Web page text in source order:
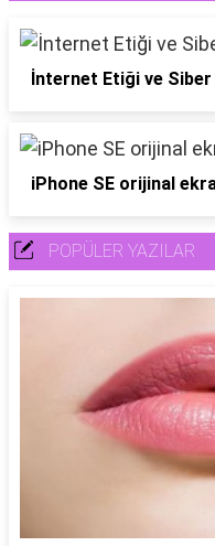
İnternet Etiği ve Siber
iPhone SE orijinal
POPÜLER YAZILAR